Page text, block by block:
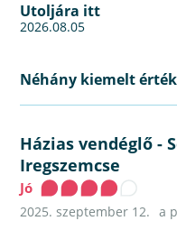
Utoljára itt
2026.08.05
Néhány kiemelt
Házias vendéglő -
Iregszemcse
Jó
2025. szeptember 12. a